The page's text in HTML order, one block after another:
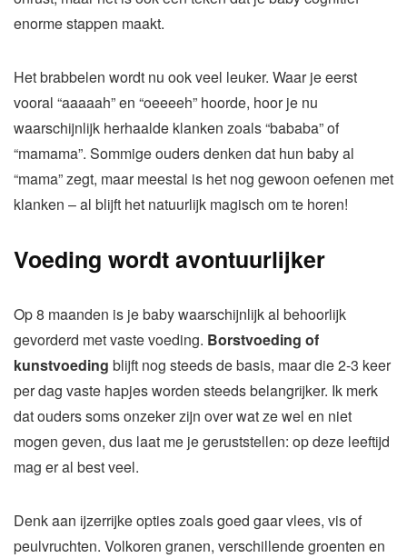
enorme stappen maakt.
Het brabbelen wordt nu ook veel leuker. Waar je eerst
vooral “aaaaah” en “oeeeeh” hoorde, hoor je nu
waarschijnlijk herhaalde klanken zoals “bababa” of
“mamama”. Sommige ouders denken dat hun baby al
“mama” zegt, maar meestal is het nog gewoon oefenen met
klanken – al blijft het natuurlijk magisch om te horen!
Voeding wordt avontuurlijker
Op 8 maanden is je baby waarschijnlijk al behoorlijk
gevorderd met vaste voeding. Borstvoeding of
kunstvoeding blijft nog steeds de basis, maar die 2-3 keer
per dag vaste hapjes worden steeds belangrijker. Ik merk
dat ouders soms onzeker zijn over wat ze wel en niet
mogen geven, dus laat me je geruststellen: op deze leeftijd
mag er al best veel.
Denk aan ijzerrijke opties zoals goed gaar vlees, vis of
peulvruchten. Volkoren granen, verschillende groenten en